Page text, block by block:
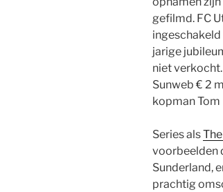
gefilmd. FC
jarige
niet
Sunweb € 2
kopman Tom
Series als
voorbeelden
Sunderland,
prachtig